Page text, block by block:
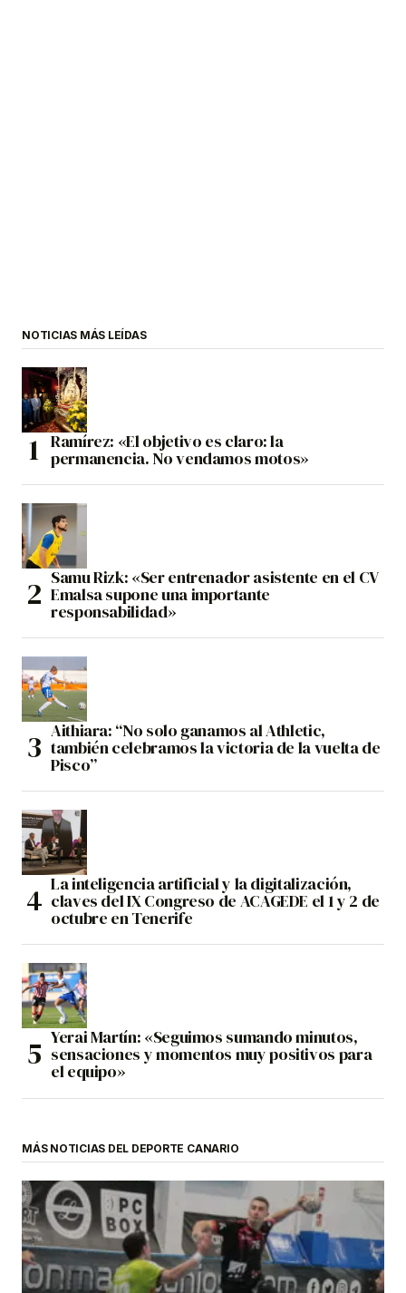
NOTICIAS MÁS LEÍDAS
Ramírez: «El objetivo es claro: la
permanencia. No vendamos motos»
Samu Rizk: «Ser entrenador asistente en el CV
Emalsa supone una importante
responsabilidad»
Aithiara: “No solo ganamos al Athletic,
también celebramos la victoria de la vuelta de
Pisco”
La inteligencia artificial y la digitalización,
claves del IX Congreso de ACAGEDE el 1 y 2 de
octubre en Tenerife
Yerai Martín: «Seguimos sumando minutos,
sensaciones y momentos muy positivos para
el equipo»
MÁS NOTICIAS DEL DEPORTE CANARIO